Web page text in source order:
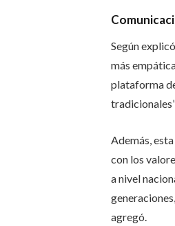
Según
más
plataforma
Además,
con los
a nivel
agregó.